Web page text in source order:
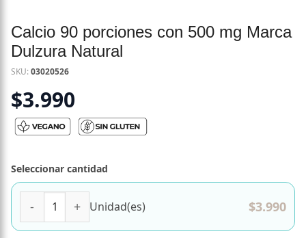
Calcio 90 porciones con 500 mg Marca
Dulzura Natural
SKU:03020526
$3.990
Seleccionar cantidad
Unidad(es) $3.990